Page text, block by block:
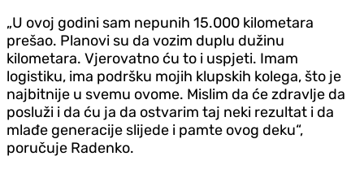
„U ovoj godini sam nepunih 15.000 kilometara
prešao. Planovi su da vozim duplu dužinu
kilometara. Vjerovatno ću to i uspjeti. Imam
logistiku, ima podršku mojih klupskih kolega, što je
najbitnije u svemu ovome. Mislim da će zdravlje da
posluži i da ću ja da ostvarim taj neki rezultat i da
mlađe generacije slijede i pamte ovog deku“,
poručuje Radenko.